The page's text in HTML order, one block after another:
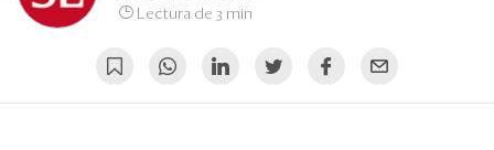
Lectura de 3 min